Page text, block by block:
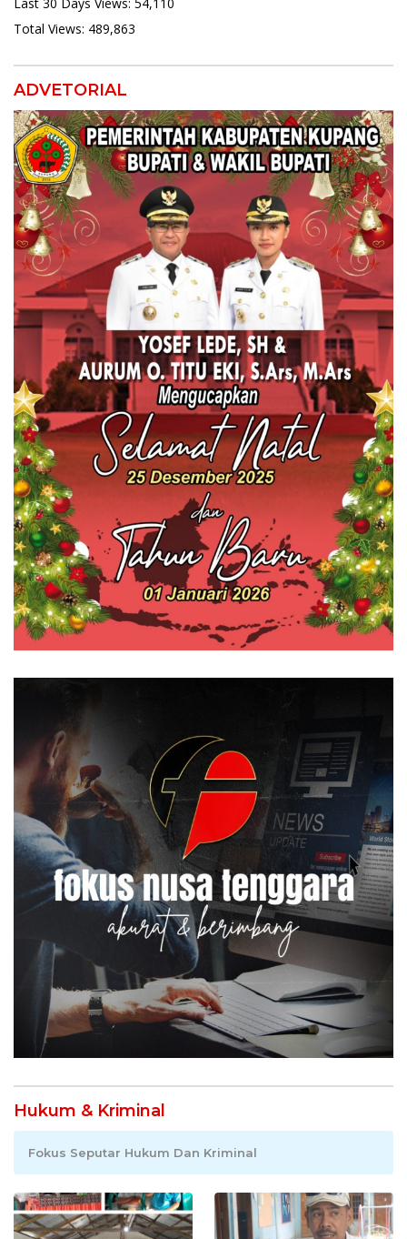
Last 30 Days Views: 54,110
Total Views: 489,863
ADVETORIAL
Hukum & Kriminal
Fokus Seputar Hukum Dan Kriminal